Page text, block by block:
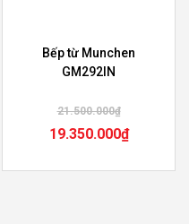
Bếp từ Munchen
GM292IN
21.500.000₫
19.350.000₫